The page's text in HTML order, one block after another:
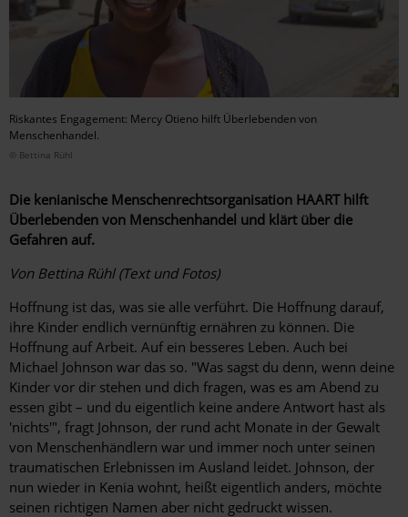
Riskantes Engagement: Mercy Otieno hilft Überlebenden von
Menschenhandel.
© Bettina Rühl
Die kenianische Menschenrechtsorganisation HAART hilft
Überlebenden von ­Menschenhandel und klärt über die
Gefahren auf.
Von Bettina Rühl (Text und Fotos)
Hoffnung ist das, was sie alle verführt. Die Hoffnung ­darauf,
ihre Kinder endlich vernünftig ernähren zu können. Die
Hoffnung auf Arbeit. Auf ein besseres Leben. Auch bei
Michael Johnson war das so. "Was sagst du denn, wenn deine
Kinder vor dir stehen und dich fragen, was es am Abend zu
essen gibt – und du eigentlich keine andere Antwort hast als
'nichts'", fragt Johnson, der rund acht Monate in der Gewalt
von Menschenhändlern war und immer noch unter seinen
traumatischen Erlebnissen im Ausland leidet. Johnson, der
nun wieder in Kenia wohnt, heißt eigentlich anders, möchte
seinen richtigen Namen aber nicht gedruckt wissen.